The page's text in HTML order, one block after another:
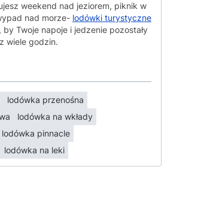
weekend nad jeziorem, piknik w
nad morze- lodówki turystyczne
Twoje napoje i jedzenie pozostały
wiele godzin.
lodówka przenośna
lodówka na wkłady
lodówka pinnacle
lodówka na leki